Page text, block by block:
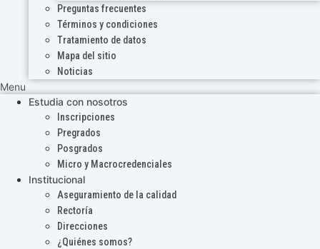
Preguntas frecuentes
Términos y condiciones
Tratamiento de datos
Mapa del sitio
Noticias
Menu
Estudia con nosotros
Inscripciones
Pregrados
Posgrados
Micro y Macrocredenciales
Institucional
Aseguramiento de la calidad
Rectoría
Direcciones
¿Quiénes somos?